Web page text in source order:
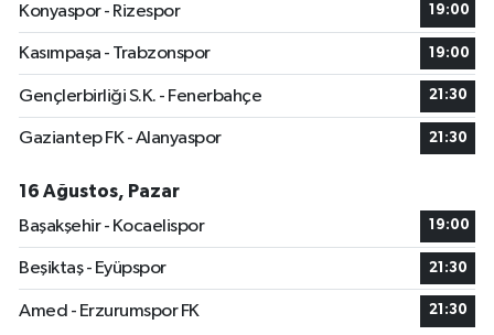
Konyaspor - Rizespor
19:00
Kasımpaşa - Trabzonspor 19:00
Gençlerbirliği S.K. - Fenerbahçe 21:30
Gaziantep FK - Alanyaspor 21:30
16 Ağustos, Pazar
Başakşehir - Kocaelispor
19:00
Beşiktaş - Eyüpspor 21:30
Amed - Erzurumspor FK 21:30